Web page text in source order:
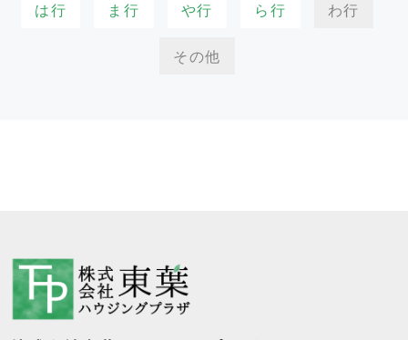
は行 ま行 や行 ら行 わ行
その他